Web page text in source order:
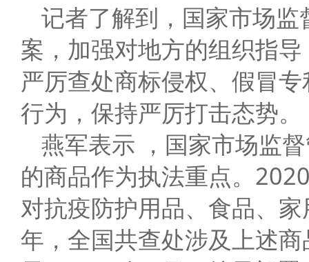
记者了解到，国家市场
案，加强对地方的组织指
严厉查处商标侵权、假冒
行为，保持严厉打击态势。
燕军表示 ，国家市场监
的商品作为执法重点。
对抗疫防护用品、食品、
年，全国共查处涉及上述